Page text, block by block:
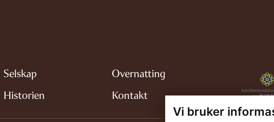
Vi bruker
Selskap
Overnatting
Historien Kontakt